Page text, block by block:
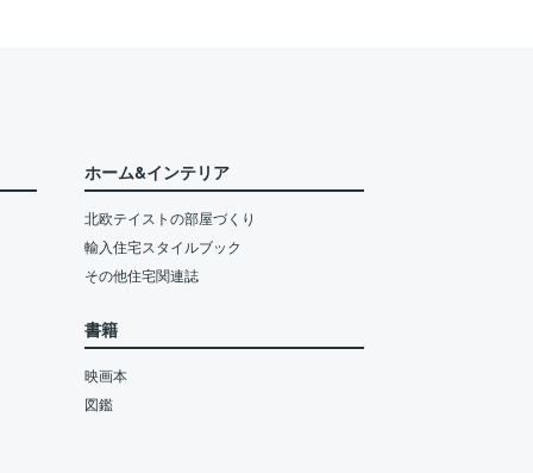
ホーム&インテリア
北欧テイストの部屋づくり
輸入住宅スタイルブック
その他住宅関連誌
書籍
映画本
図鑑